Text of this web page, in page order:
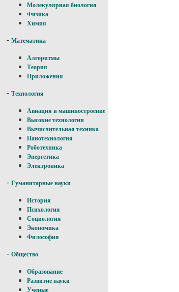
Молекулярная биология
Физика
Химия
- Математика
Алгоритмы
Теория
Приложения
- Технология
Авиация и машиностроение
Высокие технологии
Вычислительная техника
Нанотехнология
Роботехника
Энергетика
Электроника
- Гуманитарные науки
История
Психология
Социология
Экономика
Философия
- Общество
Образование
Развитие науки
Ученые